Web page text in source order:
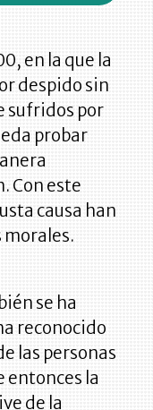
en la que la
despido sin
sufridos por
probar
Con este
causa han
se ha
reconocido
las personas
entonces la
de la